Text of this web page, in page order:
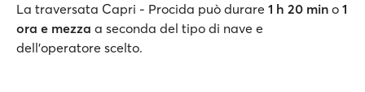
La traversata Capri - Procida può durare 1 h 20 min o 1
ora e mezza a seconda del tipo di nave e
dell’operatore scelto.